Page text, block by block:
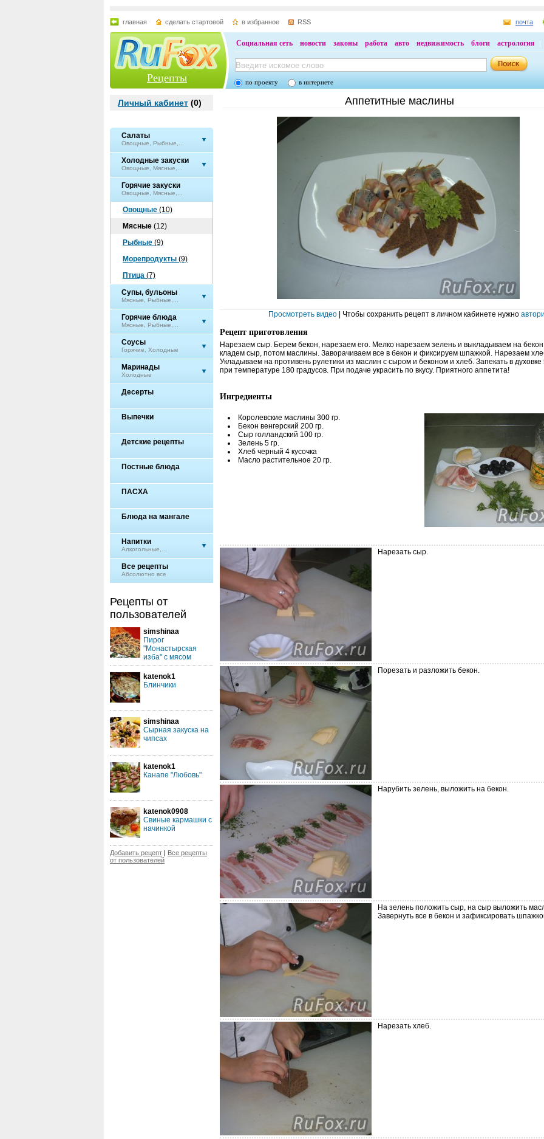
главная сделать стартовой в избранное RSS почта
Рецепты
Социальная сеть новости законы работа авто недвижимость блоги астрология
по проекту в интернете
Личный кабинет (0)
Салаты
Овощные, Рыбные,...
Холодные закуски
Овощные, Мясные,...
Горячие закуски
Овощные, Мясные,...
Овощные (10)
Мясные (12)
Рыбные (9)
Морепродукты (9)
Птица (7)
Супы, бульоны
Мясные, Рыбные,...
Горячие блюда
Мясные, Рыбные,...
Соусы
Горячие, Холодные
Маринады
Холодные
Десерты
Выпечки
Детские рецепты
Постные блюда
ПАСХА
Блюда на мангале
Напитки
Алкогольные,...
Все рецепты
Абсолютно все
Рецепты от
пользователей
simshinaa
Пирог
"Монастырская
изба" с мясом
katenok1
Блинчики
simshinaa
Сырная закуска на
чипсах
katenok1
Канапе "Любовь"
katenok0908
Свиные кармашки с
начинкой
Добавить рецепт | Все рецепты
от пользователей
Аппетитные маслины
Просмотреть видео | Чтобы сохранить рецепт в личном кабинете нужно
Рецепт приготовления
Нарезаем сыр. Берем бекон, нарезаем его. Мелко нарезаем зелень и выкладываем на
кладем сыр, потом маслины. Заворачиваем все в бекон и фиксируем шпажкой. Нарезаем
Укладываем на противень рулетики из маслин с сыром и беконом и хлеб. Запекать в духовке
при температуре 180 градусов. При подаче украсить по вкусу. Приятного аппетита!
Ингредиенты
Королевские маслины 300 гр.
Бекон венгерский 200 гр.
Сыр голландский 100 гр.
Зелень 5 гр.
Хлеб черный 4 кусочка
Масло растительное 20 гр.
Нарезать сыр.
Порезать и разложить бекон.
Нарубить зелень, выложить на бекон.
На зелень положить сыр, на сыр выложить
Завернуть все в бекон и зафиксировать
Нарезать хлеб.